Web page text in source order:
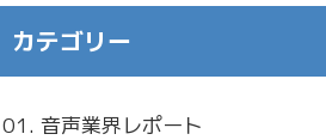
カテゴリー
01. 音声業界レポート